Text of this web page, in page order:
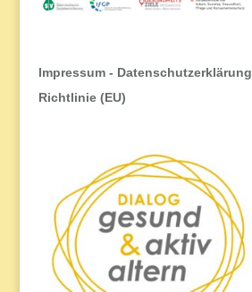
Impressum- Datenschutzerklärung
Richtlinie (EU)